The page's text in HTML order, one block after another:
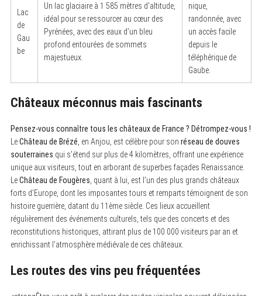
Lac
de
Gau
be
Un lac glaciaire à 1 585 mètres d’altitude,
idéal pour se ressourcer au cœur des
Pyrénées, avec des eaux d’un bleu
profond entourées de sommets
majestueux.
nique,
randonnée, avec
un accès facile
depuis le
téléphérique de
Gaube.
Châteaux méconnus mais fascinants
Pensez-vous connaître tous les châteaux de France ? Détrompez-vous !
LeChâteau de Brézé , en Anjou, est célèbre pour son réseau de douves
souterraines qui s’étend sur plus de 4 kilomètres, offrant une expérience
unique aux visiteurs, tout en arborant de superbes façades Renaissance.
LeChâteau de Fougères , quant à lui, est l’un des plus grands châteaux
forts d’Europe, dont les imposantes tours et remparts témoignent de son
histoire guerrière, datant du 11ème siècle. Ces lieux accueillent
régulièrement des événements culturels, tels que des concerts et des
reconstitutions historiques, attirant plus de 100 000 visiteurs par an et
enrichissant l’atmosphère médiévale de ces châteaux.
Les routes des vins peu fréquentées
e
c
h
o
r